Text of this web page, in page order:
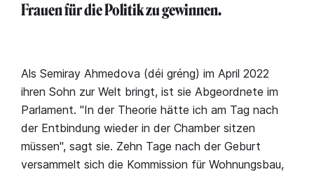
Frauen für die Politik zu gewinnen.
Als Semiray Ahmedova (déi gréng) im April 2022
ihren Sohn zur Welt bringt, ist sie Abgeordnete im
Parlament. "In der Theorie hätte ich am Tag nach
der Entbindung wieder in der Chamber sitzen
müssen", sagt sie. Zehn Tage nach der Geburt
versammelt sich die Kommission für Wohnungsbau,